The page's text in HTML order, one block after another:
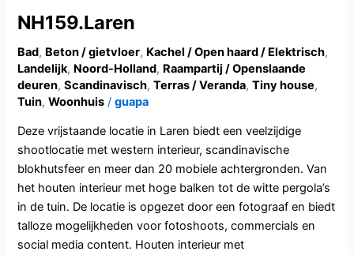
NH159.Laren
Bad, Beton / gietvloer, Kachel / Open haard / Elektrisch,
Landelijk, Noord-Holland, Raampartij / Openslaande
deuren,Scandinavisch,Terras / Veranda,Tiny house,
Tuin,Woonhuis /guapa
Deze vrijstaande locatie in Laren biedt een veelzijdige
shootlocatie met western interieur, scandinavische
blokhutsfeer en meer dan 20 mobiele achtergronden. Van
het houten interieur met hoge balken tot de witte pergola’s
in de tuin. De locatie is opgezet door een fotograaf en biedt
talloze mogelijkheden voor fotoshoots, commercials en
social media content. Houten interieur met